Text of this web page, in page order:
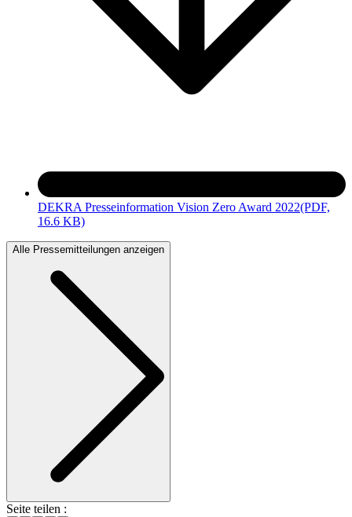
DEKRA Presseinformation Vision Zero Award 2022(PDF,
16.6 KB)
Alle Pressemitteilungen anzeigen
Seite teilen :